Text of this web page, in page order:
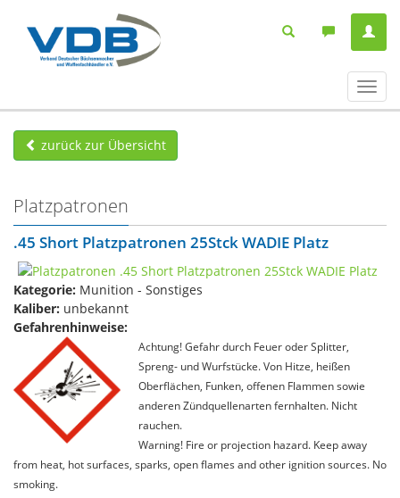
ein-/
zurück zur Übersicht
Platzpatronen
.45 Short Platzpatronen 25Stck WADIE Platz
Kategorie: Munition - Sonstiges
Kaliber: unbekannt
Gefahrenhinweise:
Achtung! Gefahr durch Feuer oder Splitter,
Spreng- und Wurfstücke. Von Hitze, heißen
Oberflächen, Funken, offenen Flammen sowie
anderen Zündquellenarten fernhalten. Nicht
rauchen.
Warning! Fire or projection hazard. Keep away
from heat, hot surfaces, sparks, open flames and other ignition sources. No
smoking.